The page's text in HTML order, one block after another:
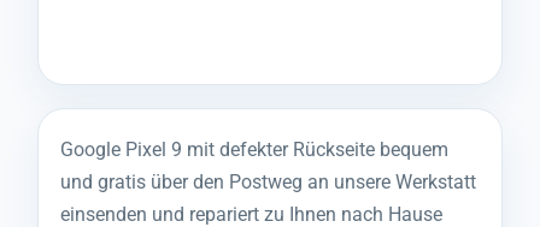
Google Pixel 9 mit defekter Rückseite bequem
und gratis über den Postweg an unsere Werkstatt
einsenden und repariert zu Ihnen nach Hause